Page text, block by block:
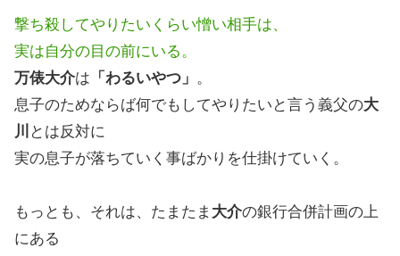
撃ち殺してやりたいくらい憎い相手は、
実は自分の目の前にいる。
万俵大介は 「わるいやつ」 。
息子のためならば何でもしてやりたいと言う義父の大
川 とは反対に
実の息子が落ちていく事ばかりを仕掛けていく。
もっとも、それは、たまたま 大介の銀行合併計画の上
にある